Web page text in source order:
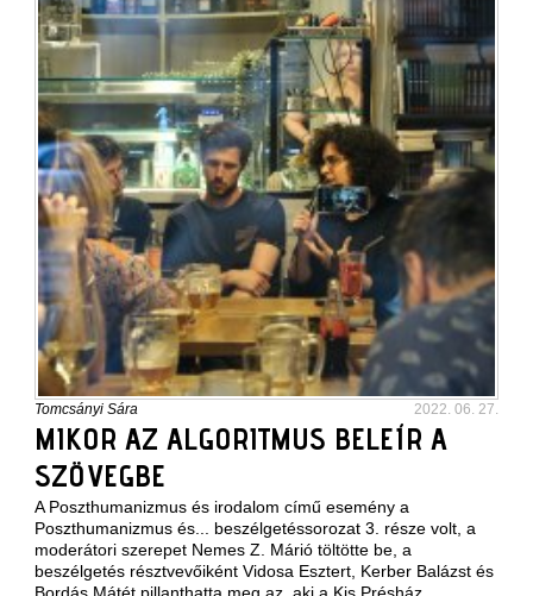
Tomcsányi Sára 2022. 06. 27.
MIKOR AZ ALGORITMUS BELEÍR A
SZÖVEGBE
A Poszthumanizmus és irodalom című esemény a
Poszthumanizmus és... beszélgetéssorozat 3. része volt, a
moderátori szerepet Nemes Z. Márió töltötte be, a
beszélgetés résztvevőiként Vidosa Esztert, Kerber Balázst és